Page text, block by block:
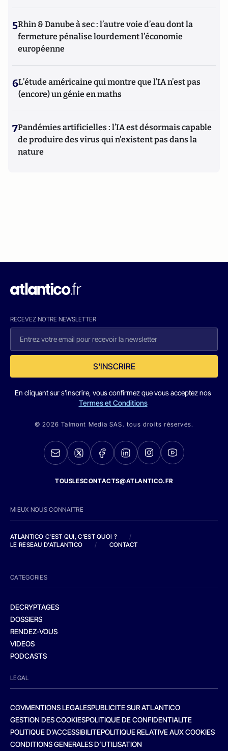
5Rhin & Danube à sec : l’autre voie d’eau dont la
fermeture pénalise lourdement l’économie
européenne
6L’étude américaine qui montre que l’IA n’est pas
(encore) un génie en maths
7Pandémies artificielles : l’IA est désormais capable
de produire des virus qui n’existent pas dans la
nature
RECEVEZ NOTRE NEWSLETTER
S'INSCRIRE
En cliquant sur s'inscrire, vous confirmez que vous acceptez nos
Termes et Conditions
© 2026 Talmont Media SAS. tous droits réservés.
TOUSLESCONTACTS@ATLANTICO.FR
MIEUX NOUS CONNAITRE
ATLANTICO C'EST QUI, C'EST QUOI ?
/
LE RESEAU D'ATLANTICO
/ CONTACT
CATEGORIES
DECRYPTAGES
DOSSIERS
RENDEZ-VOUS
VIDEOS
PODCASTS
LEGAL
CGVMENTIONS LEGALESPUBLICITE SUR ATLANTICO
GESTION DES COOKIESPOLITIQUE DE CONFIDENTIALITE
POLITIQUE D’ACCESSIBILITEPOLITIQUE RELATIVE AUX COOKIES
CONDITIONS GENERALES D’UTILISATION